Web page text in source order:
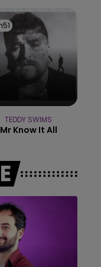
TEDDY SWIMS
Mr Know It All